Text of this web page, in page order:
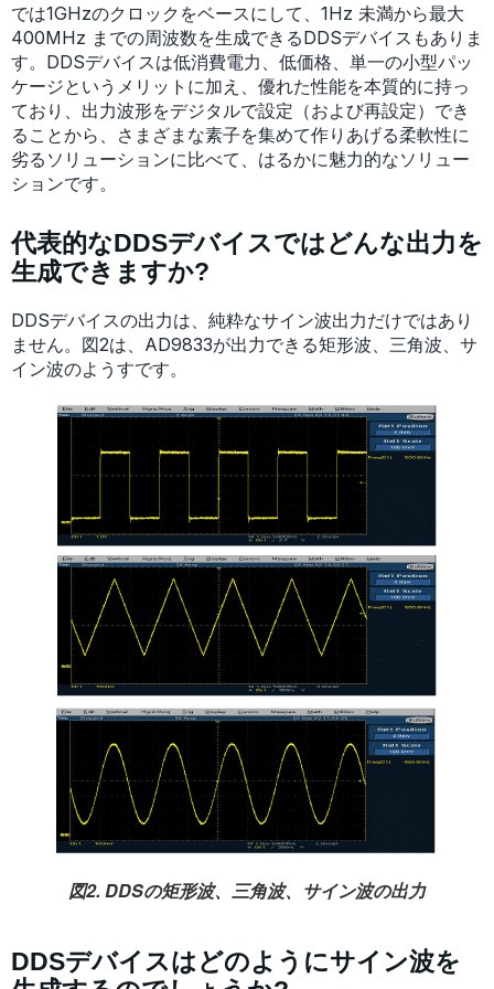
では1GHzのクロックをベースにして、1Hz 未満から最大
400MHz までの周波数を生成できるDDSデバイスもありま
す。DDSデバイスは低消費電力、低価格、単一の小型パッ
ケージというメリットに加え、優れた性能を本質的に持っ
ており、出力波形をデジタルで設定（および再設定）でき
ることから、さまざまな素子を集めて作りあげる柔軟性に
劣るソリューションに比べて、はるかに魅力的なソリュー
ションです。
代表的なDDSデバイスではどんな出力を
生成できますか?
DDSデバイスの出力は、純粋なサイン波出力だけではあり
ません。図2は、AD9833が出力できる矩形波、三角波、サ
イン波のようすです。
図2. DDSの矩形波、三角波、サイン波の出力
DDSデバイスはどのようにサイン波を